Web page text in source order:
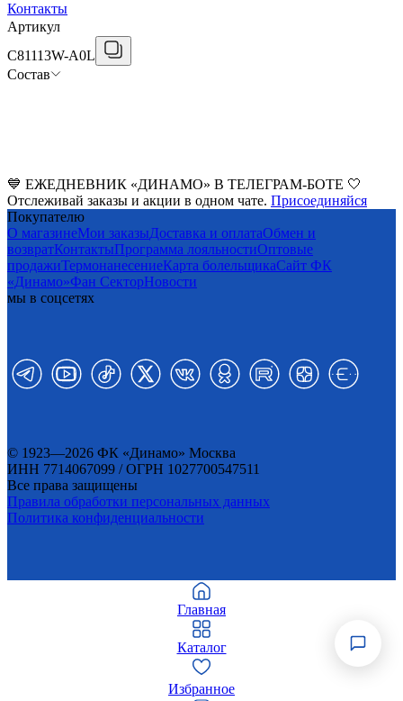
Контакты
Артикул
C81113W-A0L
Состав
💙 ЕЖЕДНЕВНИК «ДИНАМО» В ТЕЛЕГРАМ-БОТЕ 🤍
Отслеживай заказы и акции в одном чате. Присоединяйся
Покупателю
О магазинеМои заказыДоставка и оплатаОбмен и
возвратКонтактыПрограмма лояльностиОптовые
продажиТермонанесениеКарта болельщикаСайт ФК
«Динамо»Фан CекторНовости
мы в соцсетях
© 1923—2026 ФК «Динамо» Москва
ИНН 7714067099 / ОГРН 1027700547511
Все права защищены
Правила обработки персональных данных
Политика конфиденциальности
Главная
Каталог
Избранное